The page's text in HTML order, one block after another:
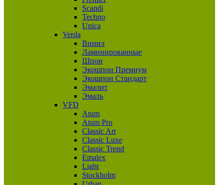
Scandi
Techno
Unica
Verda
Винил
Ламинированные
Шпон
Экошпон Премиум
Экошпон Стандарт
Эмалит
Эмаль
VFD
Atum
Atum Pro
Classic Art
Classic Luxe
Classic Trend
Emalex
Light
Stockholm